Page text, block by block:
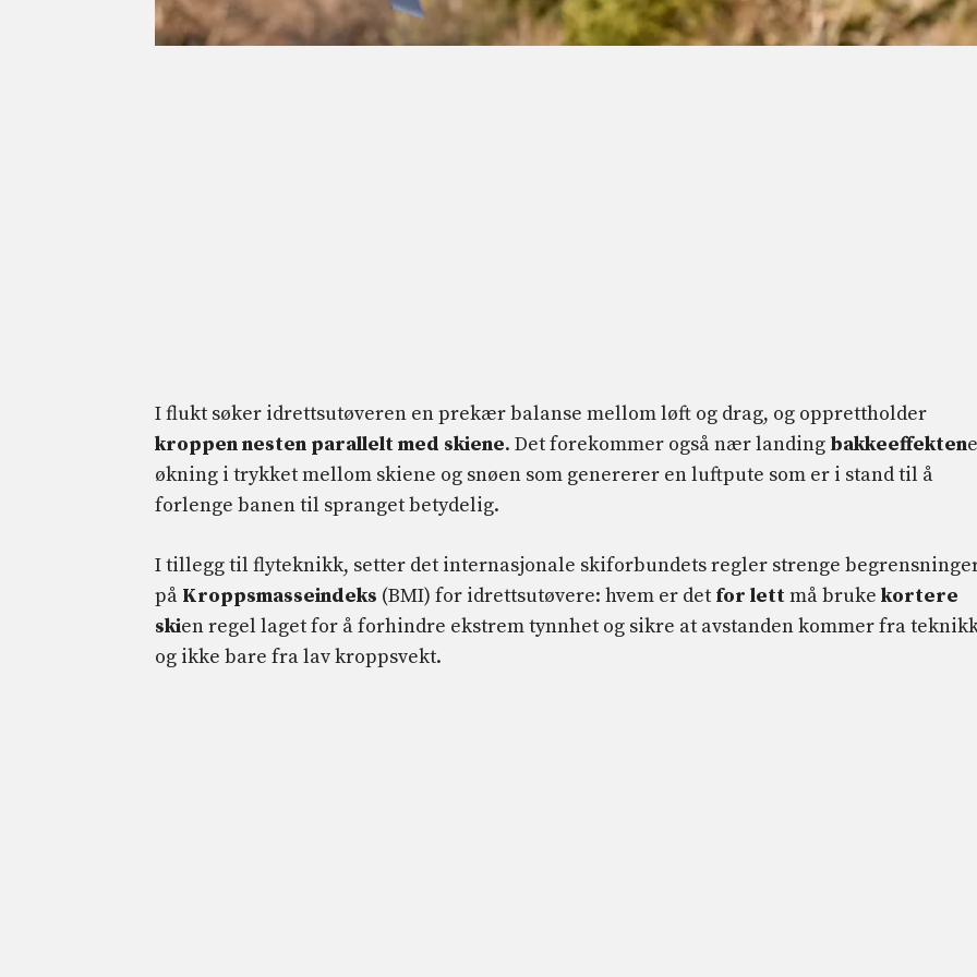
I flukt søker idrettsutøveren en prekær balanse mellom løft og drag, og opprettholder
kroppen nesten parallelt med skiene. Det forekommer også nær landing bakkeeffekten
økning i trykket mellom skiene og snøen som genererer en luftpute som er i stand til å
forlenge banen til spranget betydelig.
I tillegg til flyteknikk, setter det internasjonale skiforbundets regler strenge
på Kroppsmasseindeks (BMI) for idrettsutøvere: hvem er det for lettmå bruke kortere
skien regel laget for å forhindre ekstrem tynnhet og sikre at avstanden kommer fra
og ikke bare fra lav kroppsvekt.